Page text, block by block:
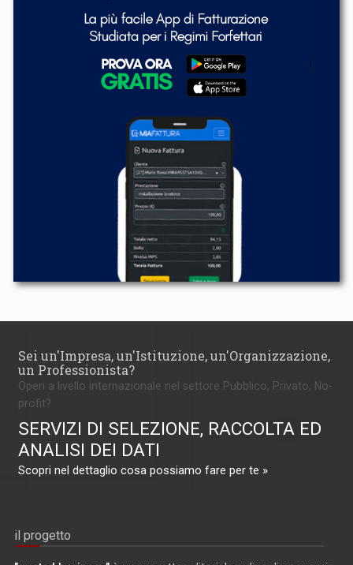
Sei un'Impresa, un'Istituzione, un'Organizzazione,
un Professionista?
Operi a livello internazionale nel settore Pubblico, Privato, No-
profit?
SERVIZI DI SELEZIONE, RACCOLTA ED
ANALISI DEI DATI
Scopri nel dettaglio cosa possiamo fare per te »
il progetto